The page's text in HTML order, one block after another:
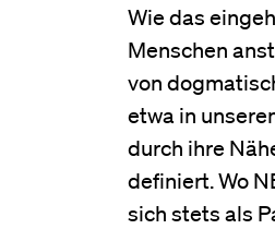
Wie das
Menschen
von
etwa in
durch ihre
definiert. Wo
sich stets als